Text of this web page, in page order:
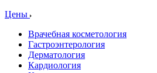
Цены
Врачебная косметология
Гастроэнтерология
Дерматология
Кардиология